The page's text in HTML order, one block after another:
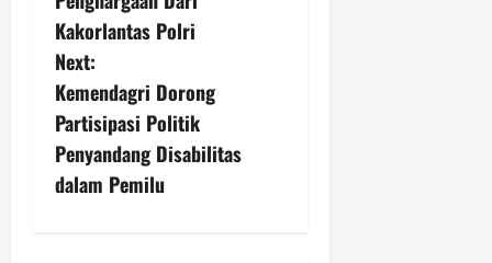
t
n
a
v
Kakorlantas Polri
Next:
Kemendagri Dorong
Partisipasi Politik
Penyandang Disabilitas
dalam Pemilu